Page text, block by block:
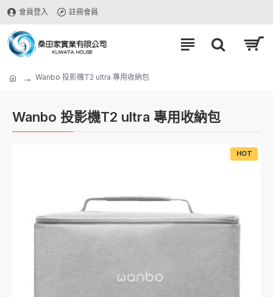
會員登入 註冊會員
Wanbo 投影機T2 ultra 專用收納包
Wanbo 投影機T2 ultra 專用收納包
HOT